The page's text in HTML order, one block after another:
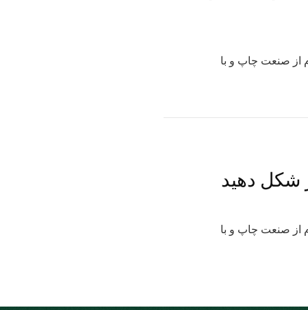
از صنعت چاپ و با
شکل دهید
از صنعت چاپ و با